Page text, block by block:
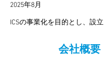
2025年8月
ICSの事業化を目的とし、設立
会社概要